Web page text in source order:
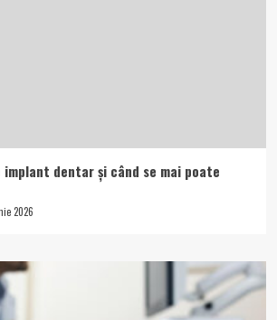
implant dentar și când se mai poate
2026